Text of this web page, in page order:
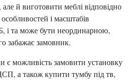
й виготовити меблі відповідно
і масштабів
і та може бути неординарною,
забажає замовник.
є можливість замовити установку
а також купити тумбу під тв,